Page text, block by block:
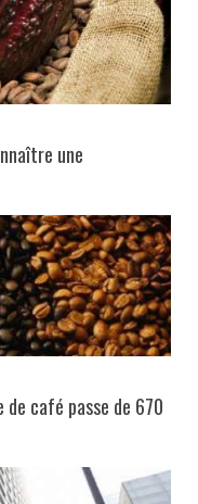
une
de café passe de 670